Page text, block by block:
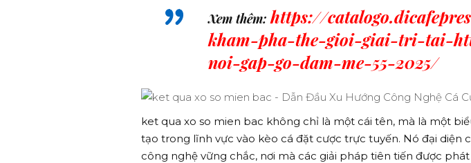
Xem thêm:https://
kham-pha-the-gioi-giai-tri-tai-
noi-gap-go-dam-me-55-2025/
ket qua xo so mien bac không chỉ là một cái tên, mà là một
tạo trong lĩnh vực vào kèo cá đặt cược trực tuyến. Nó đại diện
công nghệ vững chắc, nơi mà các giải pháp tiên tiến được